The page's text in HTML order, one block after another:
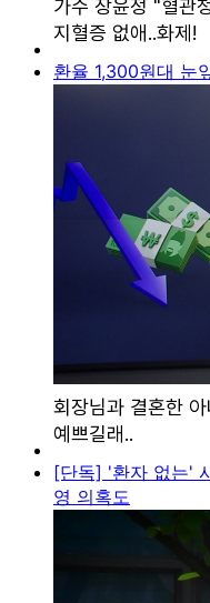
환율 1,300원대 눈
[단독] '환자 없는'
영 의혹도